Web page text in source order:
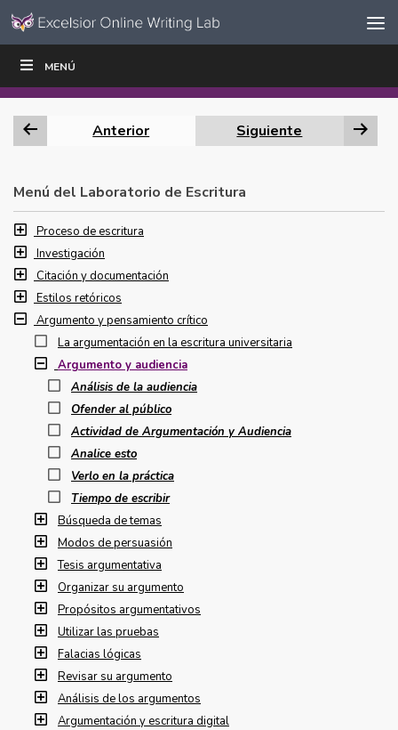
Ir al contenido
navegación
MENÚ
ESCRIBIR
Anterior Siguiente
Menú del Laboratorio de Escritura
Proceso de escritura
Investigación
Citación y documentación
Estilos retóricos
Argumento y pensamiento crítico
La argumentación en la escritura universitaria
Argumento y audiencia
Análisis de la audiencia
Ofender al público
Actividad de Argumentación y Audiencia
Analice esto
Verlo en la práctica
Tiempo de escribir
Búsqueda de temas
Modos de persuasión
Tesis argumentativa
Organizar su argumento
Propósitos argumentativos
Utilizar las pruebas
Falacias lógicas
Revisar su argumento
Análisis de los argumentos
Argumentación y escritura digital